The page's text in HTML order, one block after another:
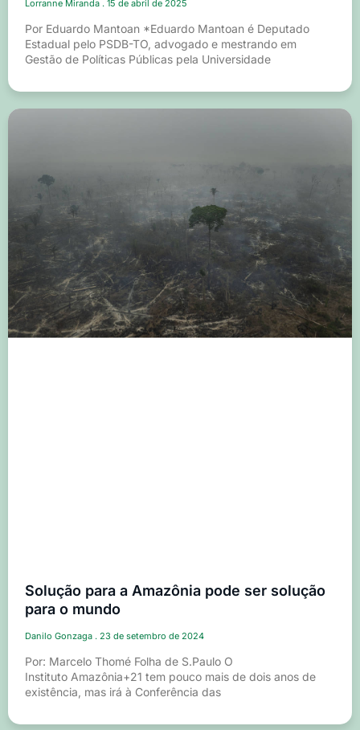
Lorranne Miranda 15 de abril de 2025
Por Eduardo Mantoan *Eduardo Mantoan é Deputado
Estadual pelo PSDB-TO, advogado e mestrando em
Gestão de Políticas Públicas pela Universidade
Solução para a Amazônia pode ser solução
para o mundo
Danilo Gonzaga 23 de setembro de 2024
Por: Marcelo Thomé Folha de S.Paulo O
Instituto Amazônia+21 tem pouco mais de dois anos de
existência, mas irá à Conferência das